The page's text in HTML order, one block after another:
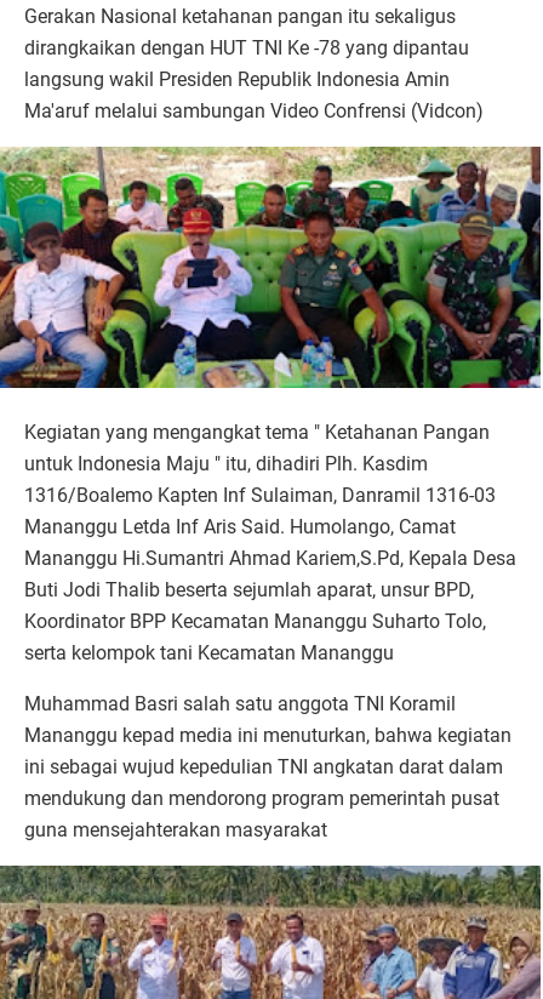
Gerakan Nasional ketahanan pangan itu sekaligus
dirangkaikan dengan HUT TNI Ke -78 yang dipantau
langsung wakil Presiden Republik Indonesia Amin
Ma'aruf melalui sambungan Video Confrensi (Vidcon)
Kegiatan yang mengangkat tema " Ketahanan Pangan
untuk Indonesia Maju " itu, dihadiri Plh. Kasdim
1316/Boalemo Kapten Inf Sulaiman, Danramil 1316-03
Mananggu Letda Inf Aris Said. Humolango, Camat
Mananggu Hi.Sumantri Ahmad Kariem,S.Pd, Kepala Desa
Buti Jodi Thalib beserta sejumlah aparat, unsur BPD,
Koordinator BPP Kecamatan Mananggu Suharto Tolo,
serta kelompok tani Kecamatan Mananggu
Muhammad Basri salah satu anggota TNI Koramil
Mananggu kepad media ini menuturkan, bahwa kegiatan
ini sebagai wujud kepedulian TNI angkatan darat dalam
mendukung dan mendorong program pemerintah pusat
guna mensejahterakan masyarakat